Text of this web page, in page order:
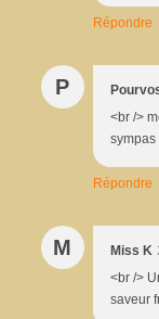
Répondre
P
<br />
sympas
Répondre
M Miss K
<br />
saveur